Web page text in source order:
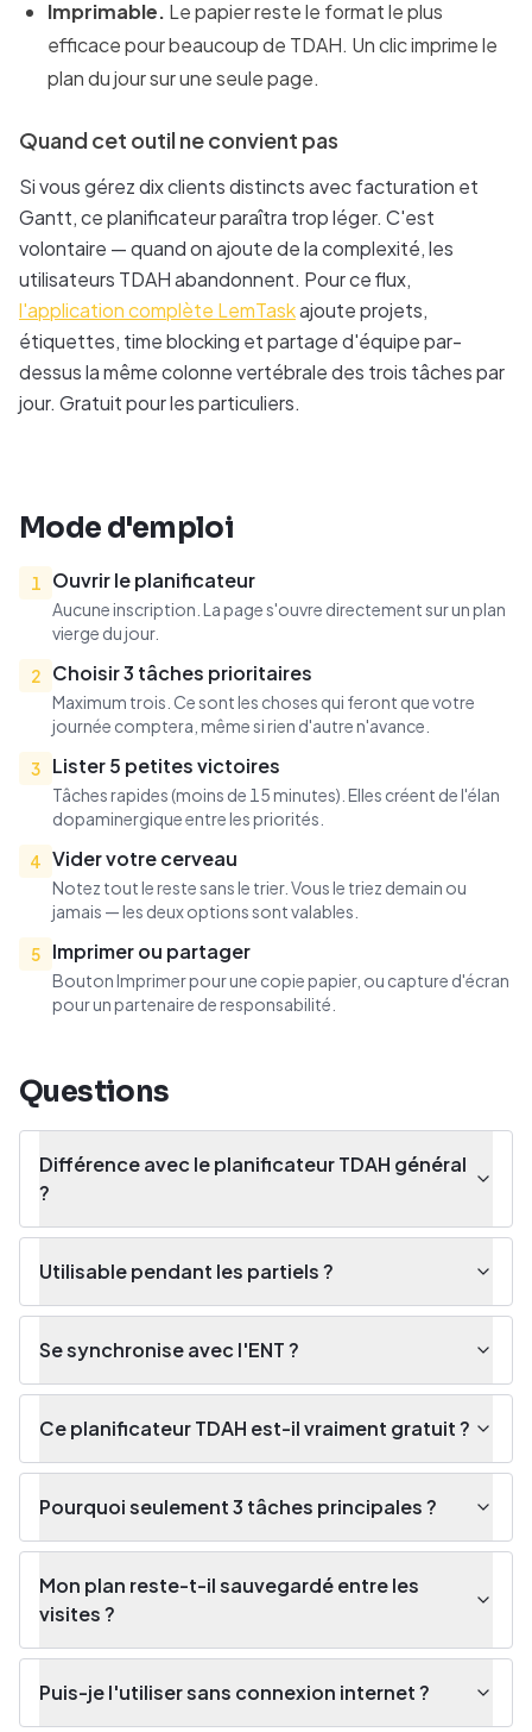
Imprimable. Le papier reste le format le plus
efficace pour beaucoup de TDAH. Un clic imprime le
plan du jour sur une seule page.
Quand cet outil ne convient pas
Si vous gérez dix clients distincts avec facturation et
Gantt, ce planificateur paraîtra trop léger. C'est
volontaire — quand on ajoute de la complexité, les
utilisateurs TDAH abandonnent. Pour ce flux,
l'application complète LemTaskajoute projets,
étiquettes, time blocking et partage d'équipe par-
dessus la même colonne vertébrale des trois tâches par
jour. Gratuit pour les particuliers.
Mode d'emploi
1 Ouvrir le planificateur
Aucune inscription. La page s'ouvre directement sur un plan
vierge du jour.
2
Choisir 3 tâches prioritaires
Maximum trois. Ce sont les choses qui feront que votre
journée comptera, même si rien d'autre n'avance.
3
Lister 5 petites victoires
Tâches rapides (moins de 15 minutes). Elles créent de l'élan
dopaminergique entre les priorités.
4 Vider votre cerveau
Notez tout le reste sans le trier. Vous le triez demain ou
jamais — les deux options sont valables.
5
Imprimer ou partager
Bouton Imprimer pour une copie papier, ou capture d'écran
pour un partenaire de responsabilité.
Questions
Différence avec le planificateur TDAH général
?
Utilisable pendant les partiels ?
Se synchronise avec l'ENT ?
Ce planificateur TDAH est-il vraiment gratuit ?
Pourquoi seulement 3 tâches principales ?
Mon plan reste-t-il sauvegardé entre les
visites ?
Puis-je l'utiliser sans connexion internet ?